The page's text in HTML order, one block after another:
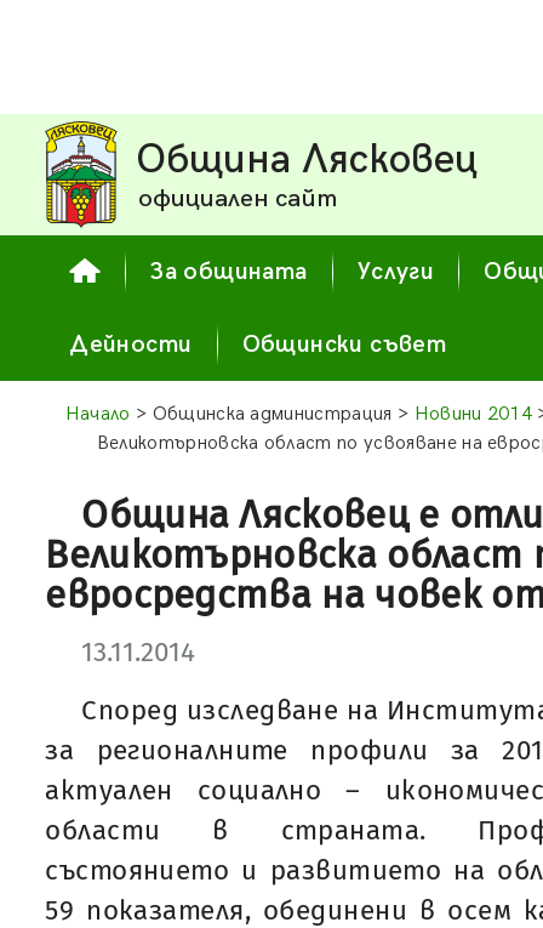
Община Лясковец
официален сайт
За общината Услуги
Дейности Общински съвет
Начало > Общинска администрация > Новини 2014
Великотърновска област по усвояване на
Община Лясковец е
Великотърновска област
евросредства на човек
13.11.2014
Според изследване на
за регионалните профили за
актуален социално –
области в страната.
състоянието и развитието на
59 показателя, обединени в осем